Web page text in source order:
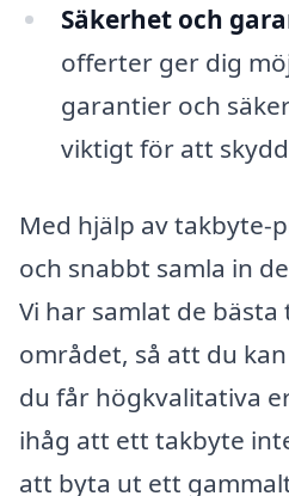
Säkerhet och
offerter ger dig
garantier och
viktigt för att
Med hjälp av takbyte-
och snabbt samla in
Vi har samlat de
området, så att du
du får högkvalitativa
ihåg att ett takbyte
att byta ut ett